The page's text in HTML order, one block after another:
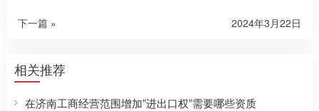
下一篇 » 2024年3月22日
相关推荐
在济南工商经营范围增加”进出口权”需要哪些资质